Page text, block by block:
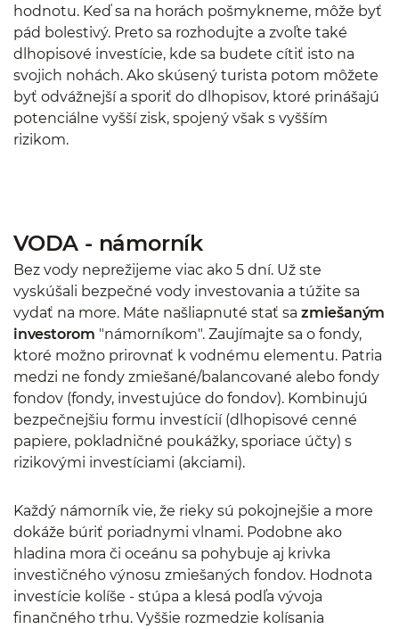
hodnotu. Keď sa na horách pošmykneme, môže byť
pád bolestivý. Preto sa rozhodujte a zvoľte také
dlhopisové investície, kde sa budete cítiť isto na
svojich nohách. Ako skúsený turista potom môžete
byť odvážnejší a sporiť do dlhopisov, ktoré prinášajú
potenciálne vyšší zisk, spojený však s vyšším
rizikom.
VODA - námorník
Bez vody neprežijeme viac ako 5 dní. Už ste
vyskúšali bezpečné vody investovania a túžite sa
vydať na more. Máte našliapnuté stať sa zmiešaným
investorom "námorníkom". Zaujímajte sa o fondy,
ktoré možno prirovnať k vodnému elementu. Patria
medzi ne fondy zmiešané/balancované alebo fondy
fondov (fondy, investujúce do fondov). Kombinujú
bezpečnejšiu formu investícií (dlhopisové cenné
papiere, pokladničné poukážky, sporiace účty) s
rizikovými investíciami (akciami).
Každý námorník vie, že rieky sú pokojnejšie a more
dokáže búriť poriadnymi vlnami. Podobne ako
hladina mora či oceánu sa pohybuje aj krivka
investičného výnosu zmiešaných fondov. Hodnota
investície kolíše - stúpa a klesá podľa vývoja
finančného trhu. Vyššie rozmedzie kolísania